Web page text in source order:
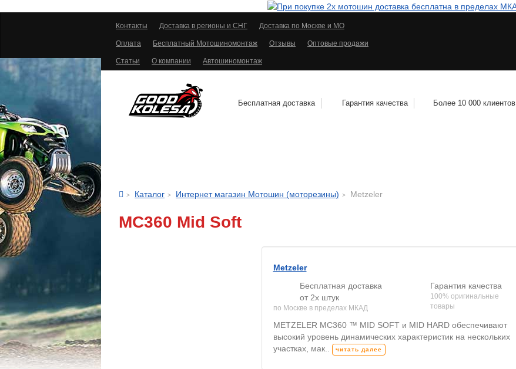
Контакты Доставка в регионы и СНГ Доставка по Москве и МО
Оплата Бесплатный Мотошиномонтаж Отзывы Оптовые продажи
Статьи О компании Автошиномонтаж
Бесплатная доставка Гарантия качества Более 10 000 клиентов
Каталог Интернет магазин Мотошин (моторезины) Metzeler
MC360 Mid Soft
Metzeler
Бесплатная доставка
от 2х штук
по Москве в пределах МКАД
Гарантия качества
100% оригинальные
товары
METZELER MC360 ™ MID SOFT и MID HARD обеспечивают
высокий уровень динамических характеристик на нескольких
участках, мак..
читать далее